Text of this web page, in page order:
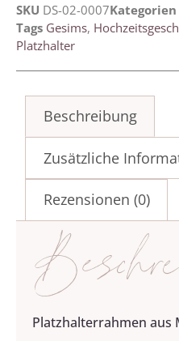
SKU DS-02-0007Kategorien
Tags Gesims,
Platzhalter
Beschreibung
Zusätzliche
Rezensionen (0)
Platzhalterrahmen aus